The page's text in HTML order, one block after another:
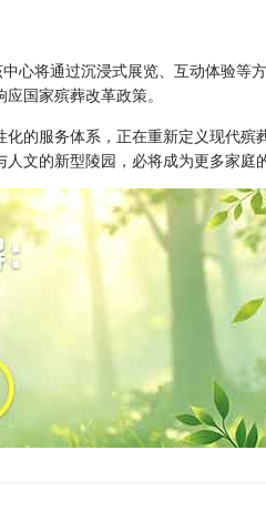
心将通过沉浸式展览、互动体验等
国家殡葬改革政策。
的服务体系，正在重新定义现代
文的新型陵园，必将成为更多家庭的